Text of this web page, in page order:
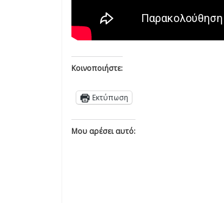
Κοινοποιήστε:
Εκτύπωση
Μου αρέσει αυτό: